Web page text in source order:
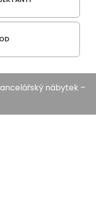
nábytek –